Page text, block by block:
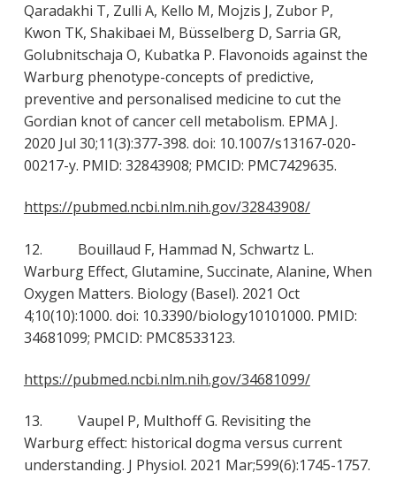
Qaradakhi T, Zulli A, Kello M, Mojzis J, Zubor P,
Kwon TK, Shakibaei M, Büsselberg D, Sarria GR,
Golubnitschaja O, Kubatka P. Flavonoids against the
Warburg phenotype-concepts of predictive,
preventive and personalised medicine to cut the
Gordian knot of cancer cell metabolism. EPMA J.
2020 Jul 30;11(3):377-398. doi: 10.1007/s13167-020-
00217-y. PMID: 32843908; PMCID: PMC7429635.
https://pubmed.ncbi.nlm.nih.gov/32843908/
12. Bouillaud F, Hammad N, Schwartz L.
Warburg Effect, Glutamine, Succinate, Alanine, When
Oxygen Matters. Biology (Basel). 2021 Oct
4;10(10):1000. doi: 10.3390/biology10101000. PMID:
34681099; PMCID: PMC8533123.
https://pubmed.ncbi.nlm.nih.gov/34681099/
13. Vaupel P, Multhoff G. Revisiting the
Warburg effect: historical dogma versus current
understanding. J Physiol. 2021 Mar;599(6):1745-1757.